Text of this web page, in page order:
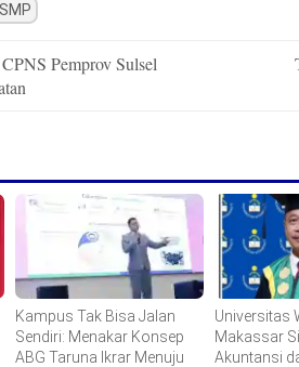
Pemprov Sulsel
Kampus Tak Bisa Jalan
Sendiri: Menakar Konsep
ABG Taruna Ikrar Menuju
Universitas
Makassar
Akuntansi